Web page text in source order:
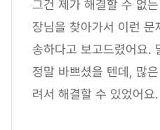
그건 제가 해결할 수 없
장님을 찾아가서 이런
송하다고 보고드렸어요.
정말 바쁘셨을 텐데, 많
려서 해결할 수 있었어요